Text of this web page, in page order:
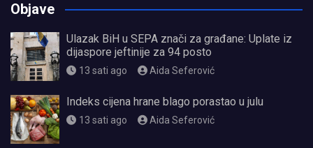
Objave
Ulazak BiH u SEPA znači za građane: Uplate iz
dijaspore jeftinije za 94 posto
13 sati ago Aida Seferović
Indeks cijena hrane blago porastao u julu
13 sati ago Aida Seferović